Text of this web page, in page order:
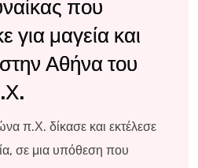
που
για μαγεία και
Αθήνα του
π.Χ. δίκασε και εκτέλεσε
σε μια υπόθεση που